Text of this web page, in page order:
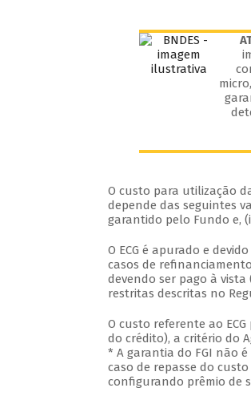
O custo para utilização
depende das seguintes
garantido pelo Fundo e,
O ECG é apurado e
casos de
devendo ser pago à
restritas descritas no
O custo referente ao
do crédito), a critério do
* A garantia do FGI não
caso de repasse do
configurando prêmio de